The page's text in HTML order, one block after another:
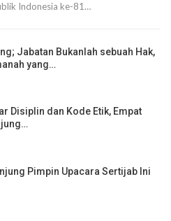
Indonesia ke-81…
Jabatan Bukanlah sebuah Hak,
yang…
Disiplin dan Kode Etik, Empat
Pimpin Upacara Sertijab Ini